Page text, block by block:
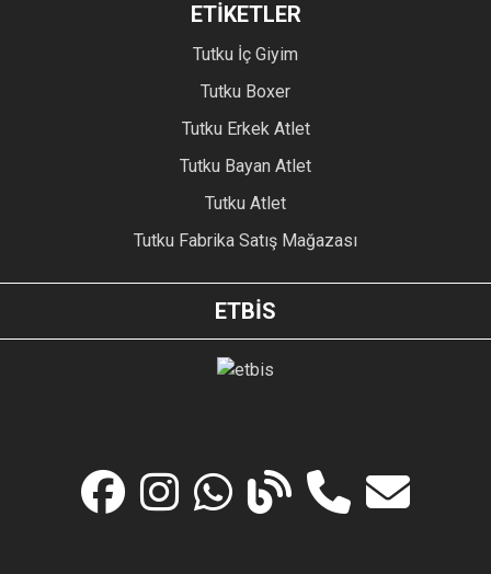
ETİKETLER
Tutku İç Giyim
Tutku Boxer
Tutku Erkek Atlet
Tutku Bayan Atlet
Tutku Atlet
Tutku Fabrika Satış Mağazası
ETBİS